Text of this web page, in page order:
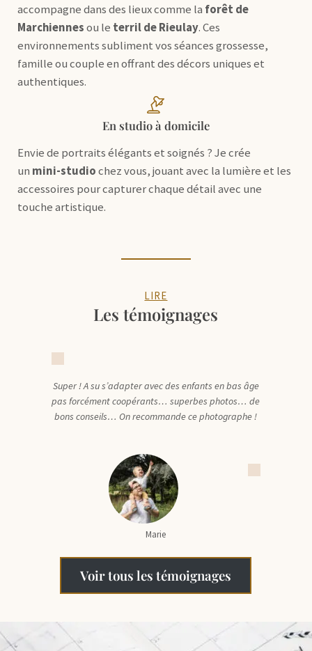
accompagne dans des lieux comme la forêt de
Marchiennesou le terril de Rieulay. Ces
environnements subliment vos séances grossesse,
famille ou couple en offrant des décors uniques et
authentiques.
En studio à domicile
Envie de portraits élégants et soignés ? Je crée
un mini-studiochez vous, jouant avec la lumière et les
accessoires pour capturer chaque détail avec une
touche artistique.
LIRE
Les témoignages
Super ! A su s’adapter avec des enfants en bas âge
pas forcément coopérants… superbes photos… de
bons conseils… On recommande ce photographe !
Marie
Voir tous les témoignages